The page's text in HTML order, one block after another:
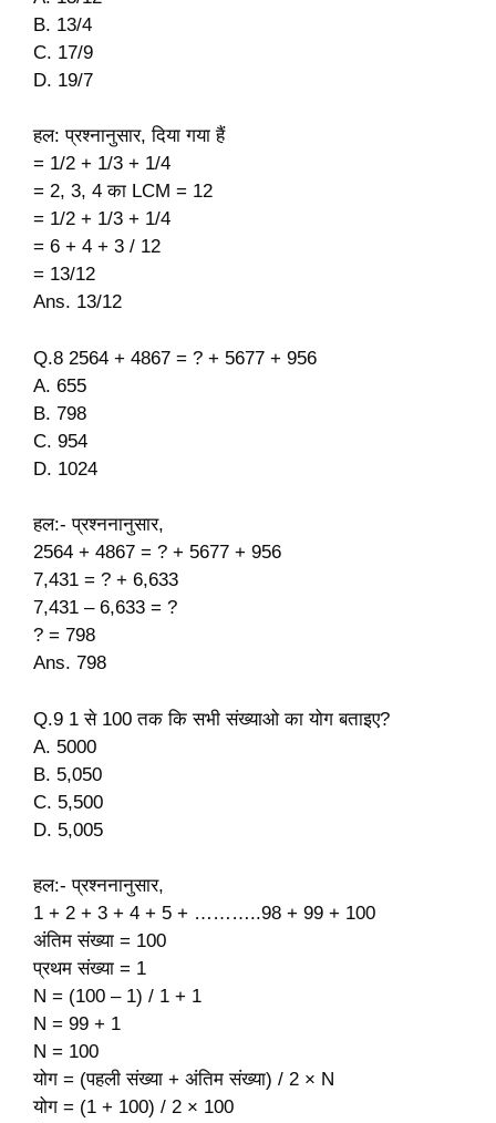
B. 13/4
C. 17/9
D. 19/7
हल: प्रश्नानुसार, दिया गया हैं
= 1/2 + 1/3 + 1/4
= 2, 3, 4 का LCM = 12
= 1/2 + 1/3 + 1/4
= 6 + 4 + 3 / 12
= 13/12
Ans. 13/12
Q.8 2564 + 4867 = ? + 5677 + 956
A. 655
B. 798
C. 954
D. 1024
हल:- प्रश्ननानुसार,
2564 + 4867 = ? + 5677 + 956
7,431 = ? + 6,633
7,431 – 6,633 = ?
? = 798
Ans. 798
Q.9 1 से 100 तक कि सभी संख्याओ का योग बताइए?
A. 5000
B. 5,050
C. 5,500
D. 5,005
हल:- प्रश्ननानुसार,
1 + 2 + 3 + 4 + 5 + ………..98 + 99 + 100
अंतिम संख्या = 100
प्रथम संख्या = 1
N = (100 – 1) / 1 + 1
N = 99 + 1
N = 100
योग = (पहली संख्या + अंतिम संख्या) / 2 × N
योग = (1 + 100) / 2 × 100